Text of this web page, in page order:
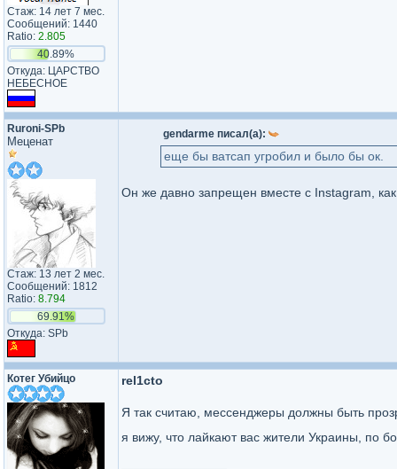
Стаж: 14 лет 7 мес.
Сообщений: 1440
Ratio: 2.805
40.89%
Откуда: ЦАРСТВО
НЕБЕСНОЕ
Ruroni-SPb
Меценат
Стаж: 13 лет 2 мес.
Сообщений: 1812
Ratio: 8.794
69.91%
Откуда: SPb
gendarme писал(а):
еще бы ватсап угробил и было бы ок.
Он же давно запрещен вместе с Instagram, как
Котег Убийцо rel1cto
Я так считаю, мессенджеры должны быть
я вижу, что лайкают вас жители Украины, по